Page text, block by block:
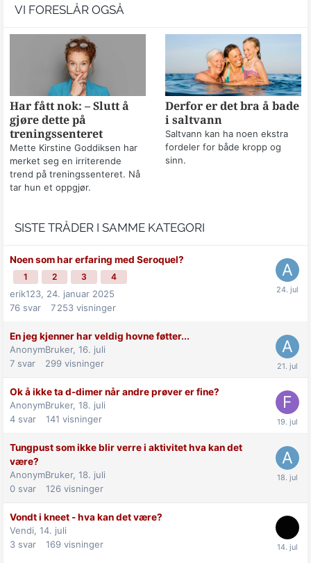
VI FORESLÅR OGSÅ
Har fått nok: – Slutt å
gjøre dette på
treningssenteret
Mette Kirstine Goddiksen har
merket seg en irriterende
trend på treningssenteret. Nå
tar hun et oppgjør.
Derfor er det bra å bade
i saltvann
Saltvann kan ha noen ekstra
fordeler for både kropp og
sinn.
SISTE TRÅDER I SAMME KATEGORI
Noen som har erfaring med Seroquel?
1 2 3 4
erik123, 24. januar 2025
76 svar 7 253 visninger
En jeg kjenner har veldig hovne føtter...
AnonymBruker, 16. juli
7 svar 299 visninger
Ok å ikke ta d-dimer når andre prøver er fine?
AnonymBruker, 18. juli
4 svar 141 visninger
Tungpust som ikke blir verre i aktivitet hva kan det
være?
AnonymBruker, 18. juli
0 svar 126 visninger
Vondt i kneet - hva kan det være?
Vendi, 14. juli
3 svar 169 visninger